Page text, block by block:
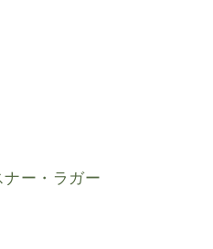
ナー・ラガー